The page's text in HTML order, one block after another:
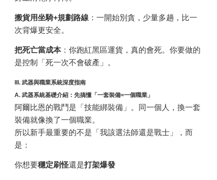
搬貨用坐騎+規劃路線 ：一開始別貪，少量多趟，比一
次背爆更安全。
把死亡當成本：你跑紅黑區運貨，真的會死。你要做的
是控制「死一次不會破產」。
III. 武器與職業系統深度指南
A. 武器系統基礎介紹：先搞懂「一套裝備=一個職業」
阿爾比恩的戰鬥是「技能綁裝備」。同一個人，換一套
裝備就像換了一個職業。
所以新手最重要的不是「我該選法師還是戰士」，而
是：
你想要穩定刷怪還是打架爆發